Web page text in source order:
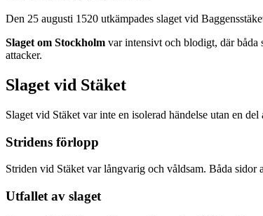
Den 25 augusti 1520 utkämpades slaget vid
Slaget om Stockholm var intensivt och blodigt, där båda
attacker.
Slaget vid Stäket
Slaget vid Stäket var inte en isolerad händelse utan en
Stridens förlopp
Striden vid Stäket var långvarig och våldsam. Båda sidor
Utfallet av slaget